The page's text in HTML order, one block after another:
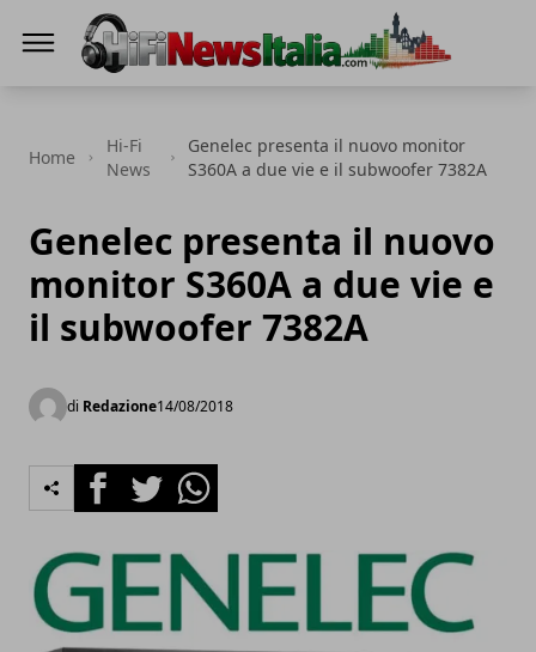
Home
Hi-Fi
News
Genelec presenta il nuovo monitor
S360A a due vie e il subwoofer 7382A
Genelec presenta il nuovo
monitor S360A a due vie e
il subwoofer 7382A
di Redazione14/08/2018
FacebookTwitterWhatsapp